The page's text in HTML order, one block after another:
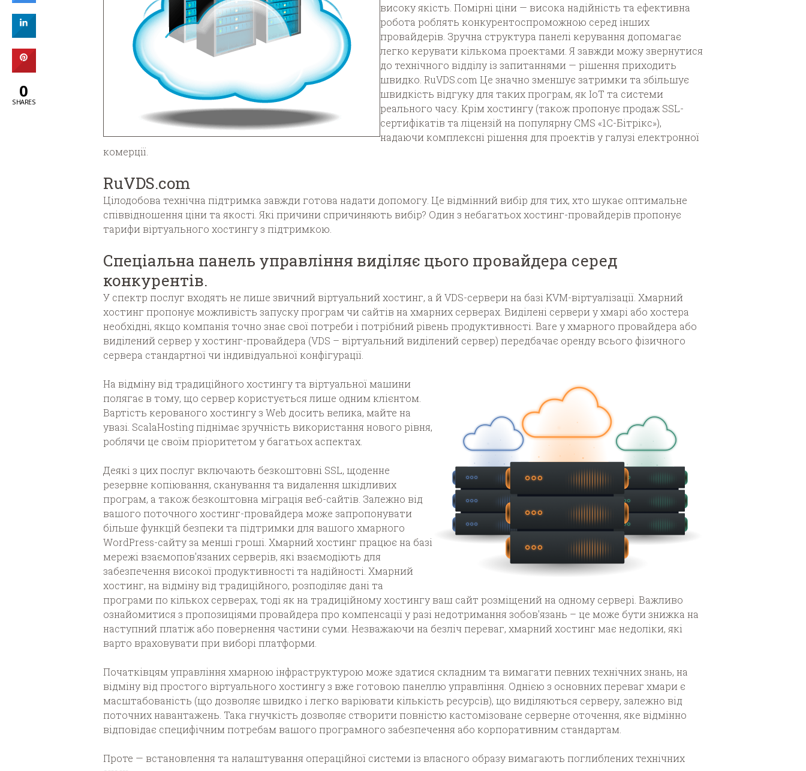
високу якість. Помірні ціни — висока надійність та ефективна
робота роблять конкурентоспроможною серед інших
провайдерів. Зручна структура панелі керування допомагає
легко керувати кількома проектами. Я завжди можу звернутися
до технічного відділу із запитаннями — рішення приходить
швидко. RuVDS.com Це значно зменшує затримки та збільшує
швидкість відгуку для таких програм, як IoT та системи
реального часу. Крім хостингу (також пропонує продаж SSL-
сертифікатів та ліцензій на популярну CMS «1С-Бітрікс»),
надаючи комплексні рішення для проектів у галузі електронної
комерції.
RuVDS.com
Цілодобова технічна підтримка завжди готова надати допомогу. Це відмінний вибір для тих, хто шукає оптимальне
співвідношення ціни та якості. Які причини спричиняють вибір? Один з небагатьох хостинг-провайдерів пропонує
тарифи віртуального хостингу з підтримкою.
Спеціальна панель управління виділяє цього провайдера серед
конкурентів.
У спектр послуг входять не лише звичний віртуальний хостинг, а й VDS-сервери на базі KVM-віртуалізації. Хмарний
хостинг пропонує можливість запуску програм чи сайтів на хмарних серверах. Виділені сервери у хмарі або хостера
необхідні, якщо компанія точно знає свої потреби і потрібний рівень продуктивності. Bare у хмарного провайдера або
виділений сервер у хостинг-провайдера (VDS – віртуальний виділений сервер) передбачає оренду всього фізичного
сервера стандартної чи індивідуальної конфігурації.
На відміну від традиційного хостингу та віртуальної машини
полягає в тому, що сервер користується лише одним клієнтом.
Вартість керованого хостингу з Web досить велика, майте на
увазі. ScalaHosting піднімає зручність використання нового рівня,
роблячи це своїм пріоритетом у багатьох аспектах.
Деякі з цих послуг включають безкоштовні SSL, щоденне
резервне копіювання, сканування та видалення шкідливих
програм, а також безкоштовна міграція веб-сайтів. Залежно від
вашого поточного хостинг-провайдера може запропонувати
більше функцій безпеки та підтримки для вашого хмарного
WordPress-сайту за менші гроші. Хмарний хостинг працює на базі
мережі взаємопов'язаних серверів, які взаємодіють для
забезпечення високої продуктивності та надійності. Хмарний
хостинг, на відміну від традиційного, розподіляє дані та
програми по кількох серверах, тоді як на традиційному хостингу ваш сайт розміщений на одному сервері. Важливо
ознайомитися з пропозиціями провайдера про компенсації у разі недотримання зобов'язань – це може бути знижка на
наступний платіж або повернення частини суми. Незважаючи на безліч переваг, хмарний хостинг має недоліки, які
варто враховувати при виборі платформи.
Початківцям управління хмарною інфраструктурою може здатися складним та вимагати певних технічних знань, на
відміну від простого віртуального хостингу з вже готовою панеллю управління. Однією з основних переваг хмари є
масштабованість (що дозволяє швидко і легко варіювати кількість ресурсів), що виділяються серверу, залежно від
поточних навантажень. Така гнучкість дозволяє створити повністю кастомізоване серверне оточення, яке відмінно
відповідає специфічним потребам вашого програмного забезпечення або корпоративним стандартам.
Проте — встановлення та налаштування операційної системи із власного образу вимагають поглиблених технічних
0
SHARES